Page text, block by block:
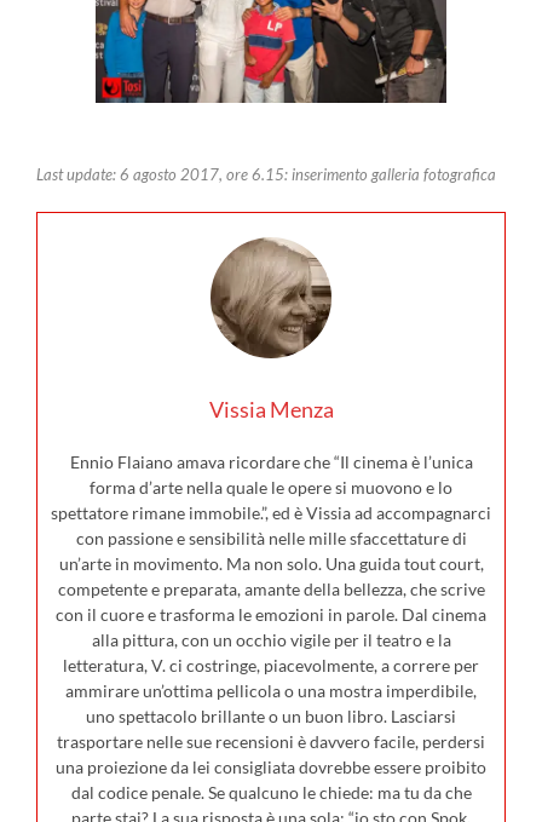
Last update: 6 agosto 2017, ore 6.15: inserimento galleria fotografica
Vissia Menza
Ennio Flaiano amava ricordare che “Il cinema è l’unica
forma d’arte nella quale le opere si muovono e lo
spettatore rimane immobile.”, ed è Vissia ad accompagnarci
con passione e sensibilità nelle mille sfaccettature di
un’arte in movimento. Ma non solo. Una guida tout court,
competente e preparata, amante della bellezza, che scrive
con il cuore e trasforma le emozioni in parole. Dal cinema
alla pittura, con un occhio vigile per il teatro e la
letteratura, V. ci costringe, piacevolmente, a correre per
ammirare un’ottima pellicola o una mostra imperdibile,
uno spettacolo brillante o un buon libro. Lasciarsi
trasportare nelle sue recensioni è davvero facile, perdersi
una proiezione da lei consigliata dovrebbe essere proibito
dal codice penale. Se qualcuno le chiede: ma tu da che